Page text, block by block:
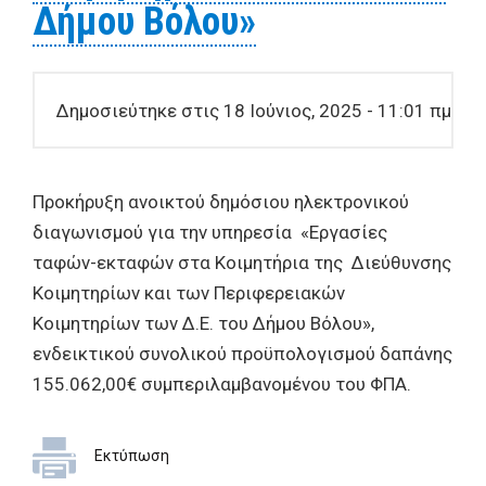
Δήμου Βόλου»
Δημοσιεύτηκε στις 18 Ιούνιος, 2025 - 11:01 πμ
Προκήρυξη ανοικτού δημόσιου ηλεκτρονικού
διαγωνισμού για την υπηρεσία «Εργασίες
ταφών-εκταφών στα Κοιμητήρια της Διεύθυνσης
Κοιμητηρίων και των Περιφερειακών
Κοιμητηρίων των Δ.Ε. του Δήμου Βόλου»,
ενδεικτικού συνολικού προϋπολογισμού δαπάνης
155.062,00€ συμπεριλαμβανομένου του ΦΠΑ.
Εκτύπωση